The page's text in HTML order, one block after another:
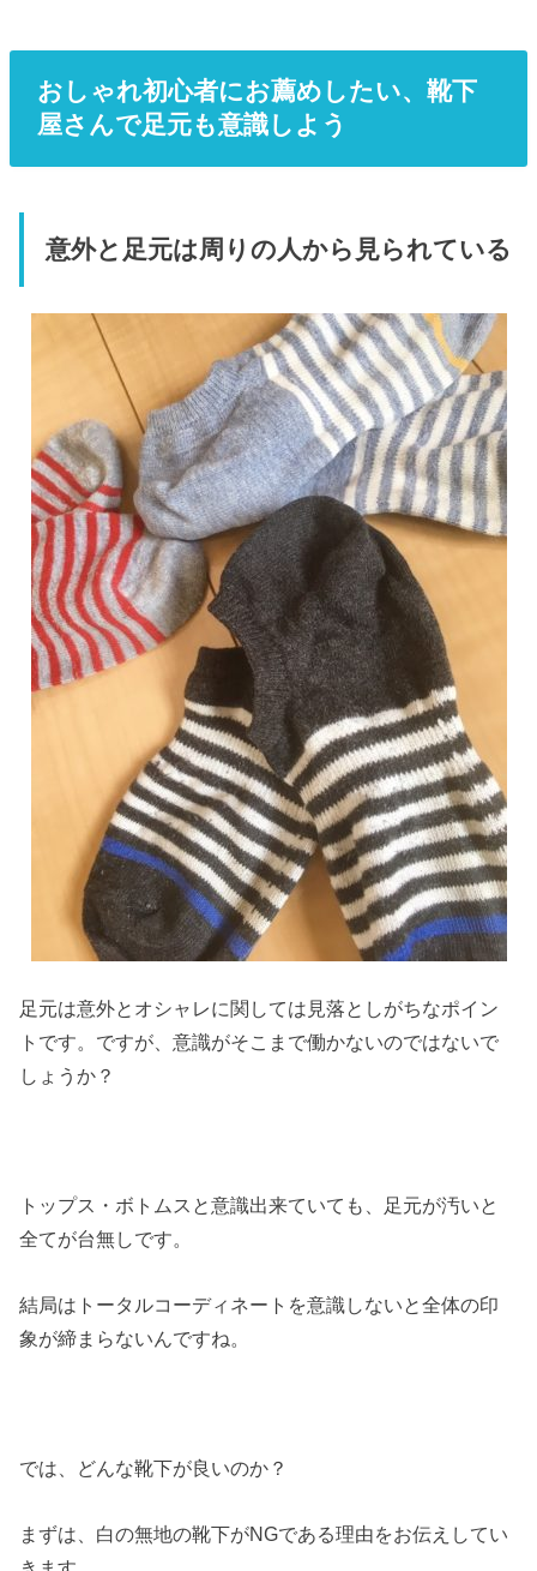
おしゃれ初心者にお薦めしたい、靴下
屋さんで足元も意識しよう
意外と足元は周りの人から見られている
足元は意外とオシャレに関しては見落としがちなポイン
トです。ですが、意識がそこまで働かないのではないで
しょうか？
トップス・ボトムスと意識出来ていても、足元が汚いと
全てが台無しです。
結局はトータルコーディネートを意識しないと全体の印
象が締まらないんですね。
では、どんな靴下が良いのか？
まずは、白の無地の靴下がNGである理由をお伝えしてい